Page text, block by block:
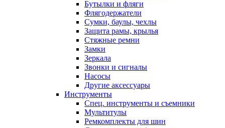
Бутылки и фляги
Флягодержатели
Сумки, баулы, чехлы
Защита рамы, крылья
Стяжные ремни
Замки
Зеркала
Звонки и сигналы
Насосы
Другие аксессуары
Инструменты
Спец. инструменты и съемники
Мультитулы
Ремкомплекты для шин